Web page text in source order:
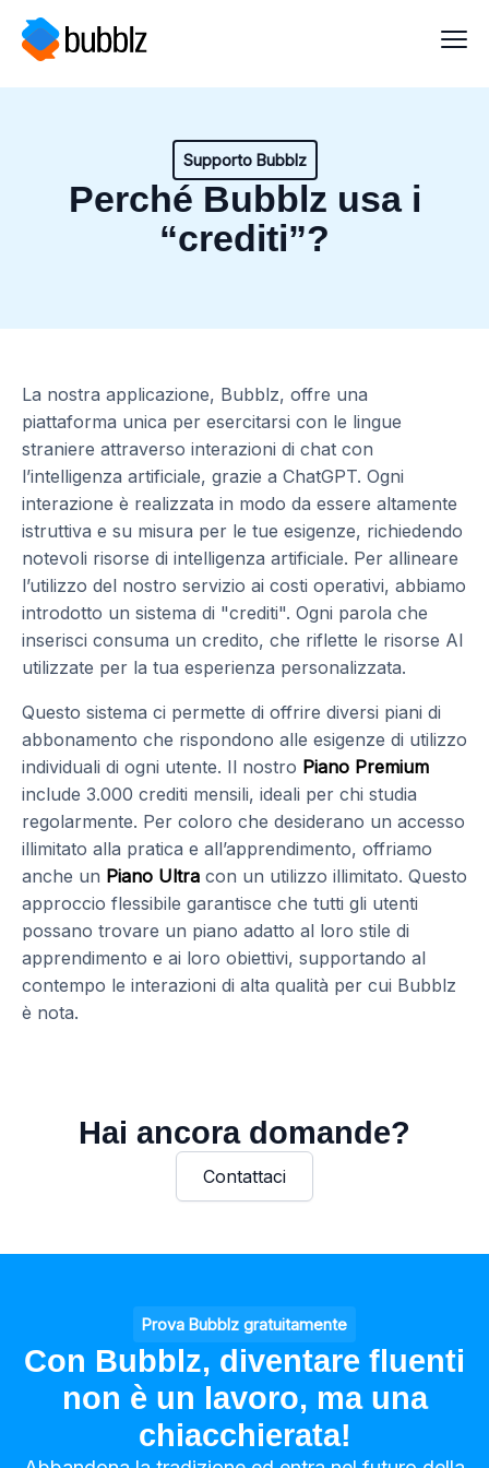
Supporto Bubblz
Perché Bubblz usa i
“crediti”?
La nostra applicazione, Bubblz, offre una
piattaforma unica per esercitarsi con le lingue
straniere attraverso interazioni di chat con
l’intelligenza artificiale, grazie a ChatGPT. Ogni
interazione è realizzata in modo da essere altamente
istruttiva e su misura per le tue esigenze, richiedendo
notevoli risorse di intelligenza artificiale. Per allineare
l’utilizzo del nostro servizio ai costi operativi, abbiamo
introdotto un sistema di "crediti". Ogni parola che
inserisci consuma un credito, che riflette le risorse AI
utilizzate per la tua esperienza personalizzata.
Questo sistema ci permette di offrire diversi piani di
abbonamento che rispondono alle esigenze di utilizzo
individuali di ogni utente. Il nostro Piano Premium
include 3.000 crediti mensili, ideali per chi studia
regolarmente. Per coloro che desiderano un accesso
illimitato alla pratica e all’apprendimento, offriamo
anche un Piano Ultra con un utilizzo illimitato. Questo
approccio flessibile garantisce che tutti gli utenti
possano trovare un piano adatto al loro stile di
apprendimento e ai loro obiettivi, supportando al
contempo le interazioni di alta qualità per cui Bubblz
è nota.
Hai ancora domande?
Contattaci
Prova Bubblz gratuitamente
Con Bubblz, diventare fluenti
non è un lavoro, ma una
chiacchierata!